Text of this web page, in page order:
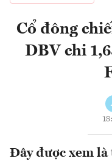
Cổ đông
DBV chi
Đây được xem